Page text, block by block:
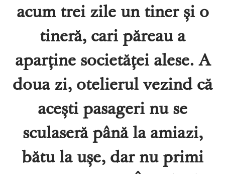
acum trei zile un tiner și o
tineră, cari păreau a
aparține societăței alese. A
doua zi, otelierul vezind că
acești pasageri nu se
sculaseră până la amiazi,
bătu la ușe, dar nu primi